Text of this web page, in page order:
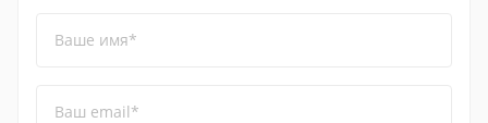
Ваше имя*
Ваш email*